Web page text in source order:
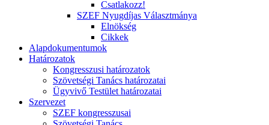
Csatlakozz!
SZEF Nyugdíjas Választmánya
Elnökség
Cikkek
Alapdokumentumok
Határozatok
Kongresszusi határozatok
Szövetségi Tanács határozatai
Ügyvivő Testület határozatai
Szervezet
SZEF kongresszusai